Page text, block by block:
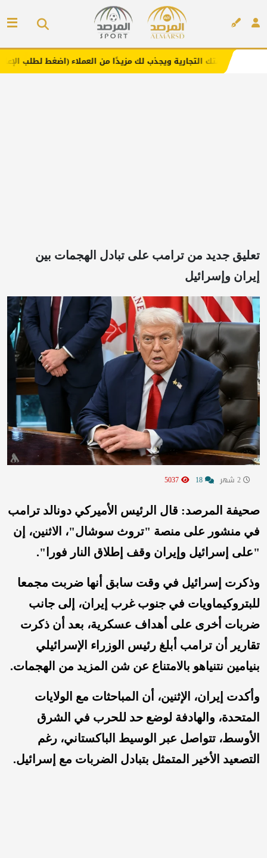
ويجذب لك مزيدًا من العملاء (اضغط لطلب الإعلان)
تعليق جديد من ترامب على تبادل الهجمات بين
إيران وإسرائيل
صحيفة المرصد: قال الرئيس الأميركي ⁠دونالد ترامب
في منشور على منصة "تروث سوشال"، الاثنين، ‌إن
"على إسرائيل وإيران وقف إطلاق النار ‌فورا".
وذكرت ‌إسرائيل في وقت سابق أنها ضربت ‌مجمعا
للبتروكيماويات ‌في جنوب ⁠غرب إيران، إلى جانب
ضربات ⁠أخرى ‌على أهداف ⁠عسكرية، بعد أن ذكرت
⁠تقارير أن ترامب ⁠أبلغ رئيس الوزراء الإسرائيلي
بنيامين نتنياهو بالامتناع عن شن المزيد من الهجمات.
وأكدت إيران، الإثنين، أن المباحثات مع الولايات
المتحدة، والهادفة لوضع حد للحرب في الشرق
الأوسط، تتواصل عبر الوسيط الباكستاني، رغم
التصعيد الأخير المتمثل بتبادل الضربات مع إسرائيل.